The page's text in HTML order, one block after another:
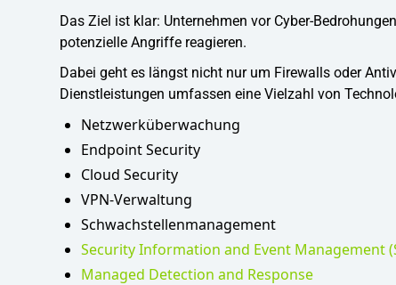
Das Ziel ist klar: Unternehmen vor Cyber-
potenzielle Angriffe reagieren.
Dabei geht es längst nicht nur um Firewalls oder
Dienstleistungen umfassen eine Vielzahl von
Netzwerküberwachung
Endpoint Security
Cloud Security
VPN-Verwaltung
Schwachstellenmanagement
Security Information and Event Management
Managed Detection and Response